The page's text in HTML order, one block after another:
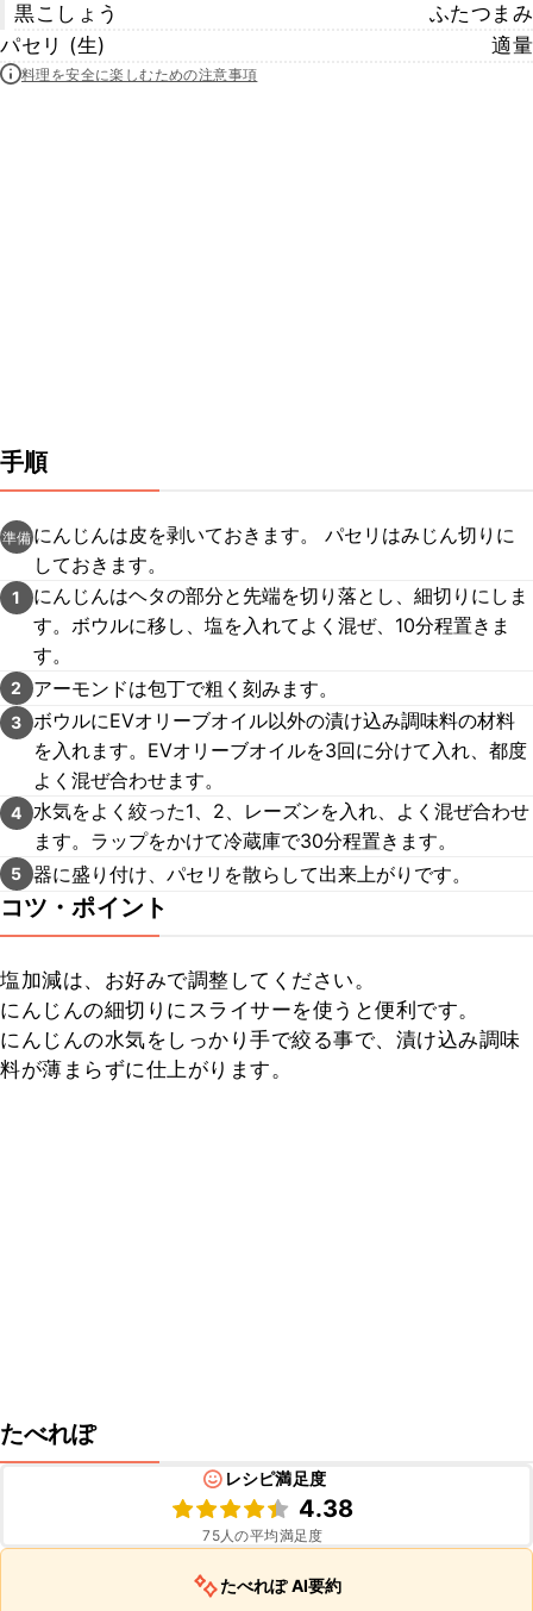
黒こしょう
ふたつまみ
パセリ (生)
適量
料理を安全に楽しむための注意事項
手順
準備にんじんは皮を剥いておきます。 パセリはみじん切りに
しておきます。
1
にんじんはヘタの部分と先端を切り落とし、細切りにしま
す。ボウルに移し、塩を入れてよく混ぜ、10分程置きま
す。
2 アーモンドは包丁で粗く刻みます。
3 ボウルにEVオリーブオイル以外の漬け込み調味料の材料
を入れます。EVオリーブオイルを3回に分けて入れ、都度
よく混ぜ合わせます。
4 水気をよく絞った1、2、レーズンを入れ、よく混ぜ合わせ
ます。ラップをかけて冷蔵庫で30分程置きます。
5 器に盛り付け、パセリを散らして出来上がりです。
コツ・ポイント
塩加減は、お好みで調整してください。
にんじんの細切りにスライサーを使うと便利です。
にんじんの水気をしっかり手で絞る事で、漬け込み調味
料が薄まらずに仕上がります。
たべれぽ
レシピ満足度
4.38
75人の平均満足度
たべれぽ AI要約